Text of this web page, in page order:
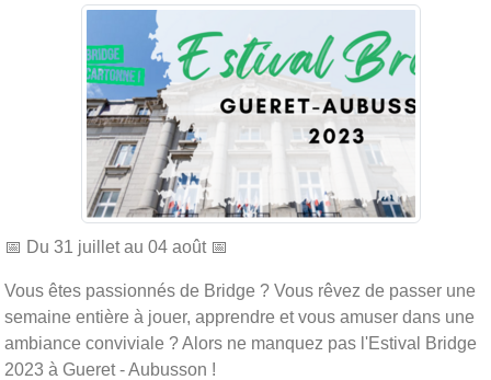
📅 Du 31 juillet au 04 août 📅
Vous êtes passionnés de Bridge ? Vous rêvez de passer une
semaine entière à jouer, apprendre et vous amuser dans une
ambiance conviviale ? Alors ne manquez pas l'Estival Bridge
2023 à Gueret - Aubusson !